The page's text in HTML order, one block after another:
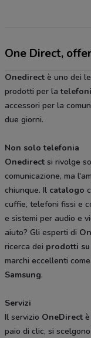
One Direct,
Onedirect è uno dei
prodotti per la
accessori per la
due giorni.
Non solo telefonia
Onedirect si rivolge
comunicazione, ma
chiunque. Il catalogo
cuffie, telefoni fissi e
e sistemi per audio e
aiuto? Gli esperti di
ricerca dei prodotti su
marchi eccellenti come
Samsung.
Servizi
Il servizio OneDirect
paio di clic, si